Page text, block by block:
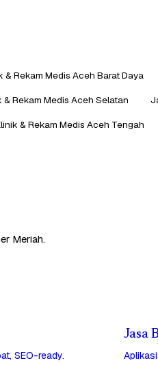
& Rekam Medis Aceh Barat Daya
Rekam Medis Aceh Selatan
& Rekam Medis Aceh Tengah
Meriah.
SEO-ready.
Jasa